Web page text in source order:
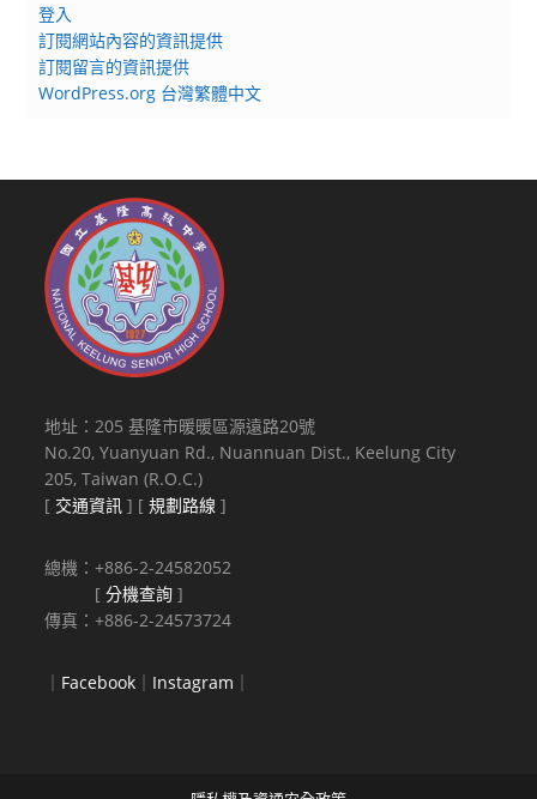
登入
訂閱網站內容的資訊提供
訂閱留言的資訊提供
WordPress.org 台灣繁體中文
地址：205 基隆市暖暖區源遠路20號
No.20, Yuanyuan Rd., Nuannuan Dist., Keelung City
205, Taiwan (R.O.C.)
[ 交通資訊 ] [規劃路線 ]
總機：+886-2-24582052
[分機查詢 ]
傳真：+886-2-24573724
｜ Facebook ｜ Instagram ｜